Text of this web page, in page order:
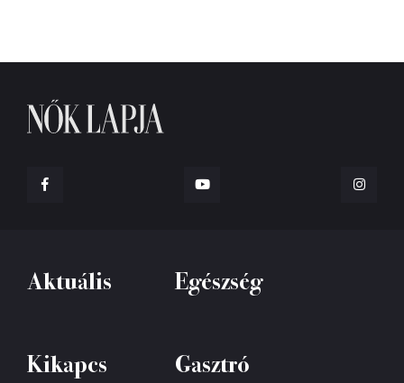
Aktuális Egészség
Kikapcs Gasztró